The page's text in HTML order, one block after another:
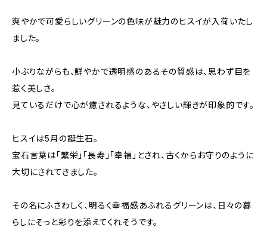
爽やかで可愛らしいグリーンの色味が魅力のヒスイが入荷いたし
ました。
小ぶりながらも、鮮やかで透明感のあるその質感は、思わず目を
惹く美しさ。
見ているだけで心が癒されるような、やさしい輝きが印象的です。
ヒスイは5月の誕生石。
宝石言葉は「繁栄」「長寿」「幸福」とされ、古くからお守りのように
大切にされてきました。
その名にふさわしく、明るく幸福感あふれるグリーンは、日々の暮
らしにそっと彩りを添えてくれそうです。